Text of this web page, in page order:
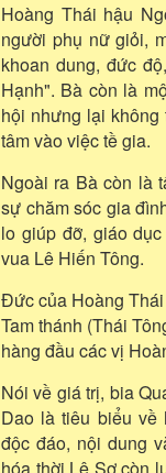
Hoàng Thái hậu
người phụ nữ giỏi,
khoan dung, đức
Hạnh". Bà còn là
hội nhưng lại không
tâm vào việc tề gia.
Ngoài ra Bà còn là
sự chăm sóc gia
lo giúp đỡ, giáo
vua Lê Hiến Tông.
Đức của Hoàng
Tam thánh (Thái
hàng đầu các vị
Nói về giá trị, bia
Dao là tiêu biểu về
độc đáo, nội dung